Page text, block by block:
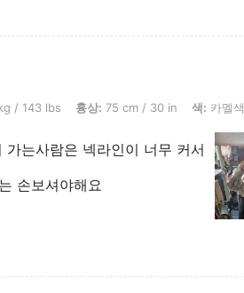
흉상: 75 cm / 30 in, 색: 카멜색, 사이즈: M
/ 143 lbs 흉상: 75 cm / 30 in 색: 카멜색
는사람은 넥라인이 너무 커서
손보셔야해요